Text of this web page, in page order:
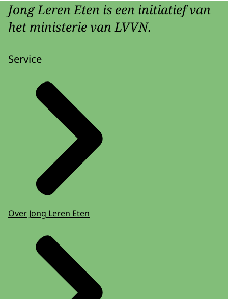
Jong Leren Eten is een initiatief van
het ministerie van LVVN.
Service
Over Jong Leren Eten